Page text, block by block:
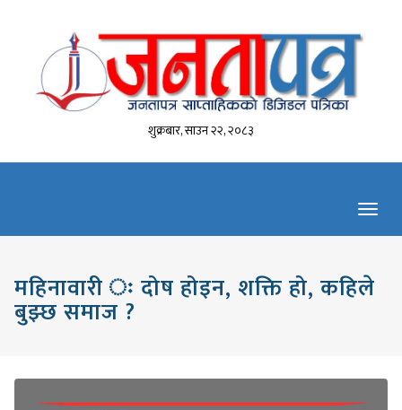
शुक्रबार, साउन २२, २०८३
महिनावारी ः दोष होइन, शक्ति हो, कहिले
बुझ्छ समाज ?